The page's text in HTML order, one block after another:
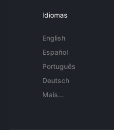
Idiomas
English
Español
Português
Deutsch
Mais...